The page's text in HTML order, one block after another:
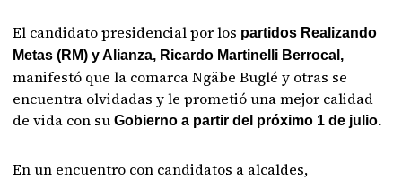
El candidato presidencial por los partidos Realizando
Metas (RM) y Alianza, Ricardo Martinelli Berrocal,
manifestó que la comarca Ngäbe Buglé y otras se
encuentra olvidadas y le prometió una mejor calidad
de vida con suGobierno a partir del próximo 1 de julio.
En un encuentro con candidatos a alcaldes,